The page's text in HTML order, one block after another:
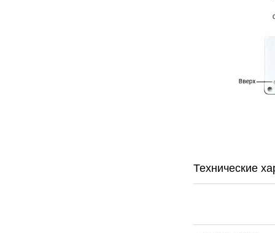
Технические